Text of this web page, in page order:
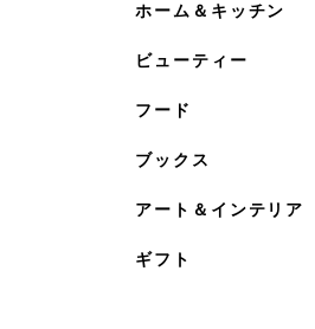
ホーム＆キッチン
ビューティー
フード
ブックス
アート＆インテリア
ギフト